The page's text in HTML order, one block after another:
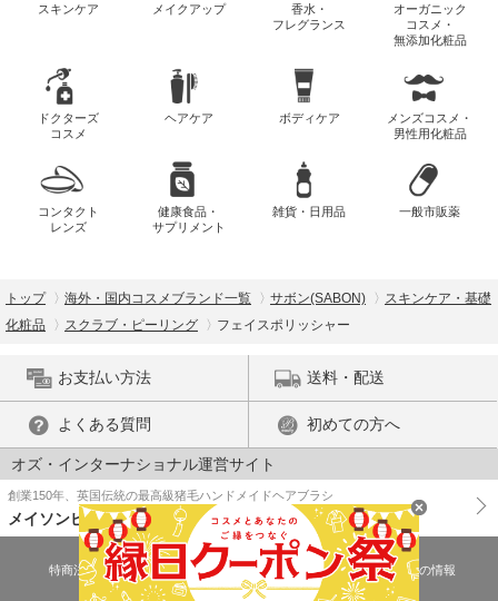
スキンケア メイクアップ
香水・
フレグランス
オーガニック
コスメ・
無添加化粧品
ドクターズ
コスメ
ヘアケア ボディケア
メンズコスメ・
男性用化粧品
コンタクト
レンズ
健康食品・
サプリメント
雑貨・日用品 一般市販薬
トップ 海外・国内コスメブランド一覧 サボン(SABON)
スキンケア・基礎
化粧品
スクラブ・ピーリング フェイスポリッシャー
お支払い方法 送料・配送
よくある質問 初めての方へ
オズ・インターナショナル運営サイト
創業150年、英国伝統の最高級猪毛ハンドメイドヘアブラシ
メイソンピアソン
特商法に基づく表示 プライバシーポリシー
医薬品販売許可証の情報
ご利用規約
PC版で表示